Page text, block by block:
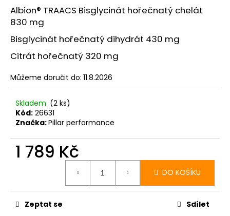
Albion® TRAACS Bisglycinát hořečnatý chelát
830 mg
Bisglycinát hořečnatý dihydrát 430 mg
Citrát hořečnatý 320 mg
Můžeme doručit do: 11.8.2026
Skladem (2 ks)
Kód: 26631
Značka:Pillar performance
1 789 Kč
DO KOŠÍKU
Zeptat se Sdílet